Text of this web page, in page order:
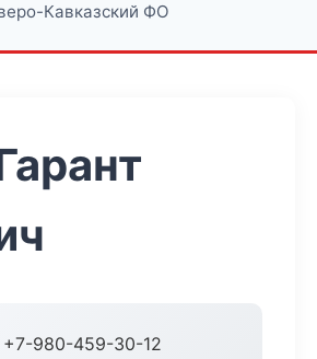
Кавказский ФО
+7-980-459-30-12